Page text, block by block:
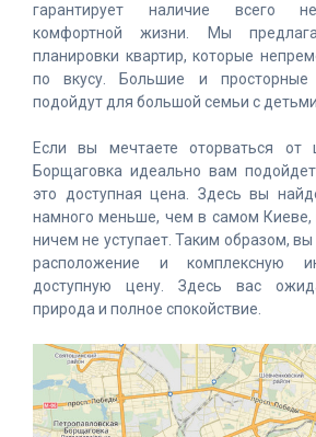
гарантирует наличие всего
комфортной жизни. Мы
планировки квартир, которые
по вкусу. Большие и просторные
подойдут для большой семьи с
Если вы мечтаете оторваться от
Борщаговка идеально вам
это доступная цена. Здесь вы
намного меньше, чем в самом Киеве,
ничем не уступает. Таким образом,
расположение и комплексную
доступную цену. Здесь вас
природа и полное спокойствие.